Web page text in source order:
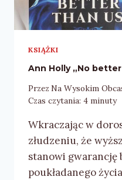
KSIĄŻKI
Ann Holly „No
Przez Na Wysokim
Czas czytania: 4 minuty
Wkraczając w
złudzeniu, że
stanowi gwarancję
poukładanego